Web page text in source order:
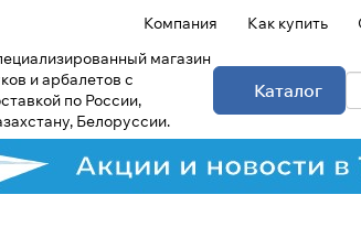
Компания Как купить
магазин
и арбалетов с
по России,
Белоруссии.
Каталог